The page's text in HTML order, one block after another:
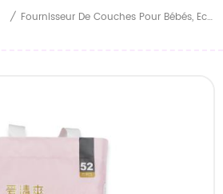
/ Fournisseur De Couches Pour Bébés, Échantillon Gratuit, Vente De Couches Jetables Absorbantes De Qualité Pour Nouveau-Nés